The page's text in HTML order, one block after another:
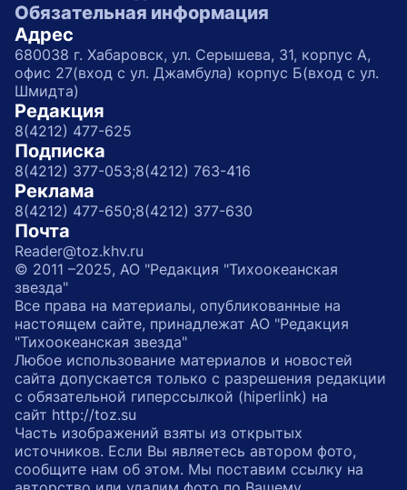
Обязательная информация
Адрес
680038 г. Хабаровск, ул. Серышева, 31, корпус А,
офис 27(вход с ул. Джамбула) корпус Б(вход с ул.
Шмидта)
Редакция
8(4212) 477-625
Подписка
8(4212) 377-053;8(4212) 763-416
Реклама
8(4212) 477-650;8(4212) 377-630
Почта
Reader@toz.khv.ru
© 2011 –2025, АО "Редакция "Тихоокеанская
звезда"
Все права на материалы, опубликованные на
настоящем сайте, принадлежат АО "Редакция
"Тихоокеанская звезда"
Любое использование материалов и новостей
сайта допускается только с разрешения редакции
с обязательной гиперссылкой (hiperlink) на
сайт http://toz.su
Часть изображений взяты из открытых
источников. Если Вы являетесь автором фото,
сообщите нам об этом. Мы поставим ссылку на